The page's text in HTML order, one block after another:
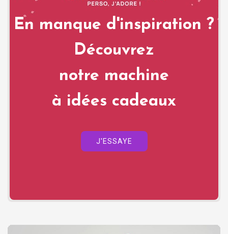
En manque d'inspiration ?
Découvrez
notre machine
à idées cadeaux
J'ESSAYE